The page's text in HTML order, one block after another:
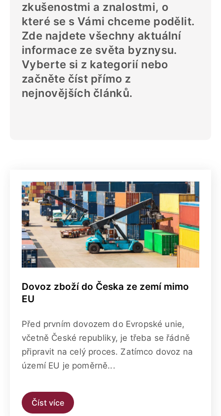
zkušenostmi a znalostmi, o
které se s Vámi chceme podělit.
Zde najdete všechny aktuální
informace ze světa byznysu.
Vyberte si z kategorií nebo
začněte číst přímo z
nejnovějších článků.
Dovoz zboží do Česka ze zemí mimo
EU
Před prvním dovozem do Evropské unie,
včetně České republiky, je třeba se řádně
připravit na celý proces. Zatímco dovoz na
území EU je poměrně...
Číst více